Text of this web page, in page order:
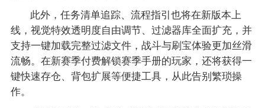
此外，任务清单追踪、流程指引也将在新版本上
线，视觉特效透明度自由调节、过滤器库全面扩充，并
支持一键加载完整过滤文件，战斗与刷宝体验更加丝滑
流畅。在新赛季付费解锁赛季手册的玩家，还将获得一
键快速存仓、背包扩展等便捷工具，从此告别繁琐操
作。